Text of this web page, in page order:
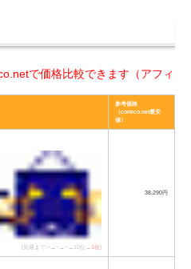
で価格比較できます（アフィ
参考価格
（coneco.net最安
値）
[先週まで:−→−→−→10位→1位]
38,290円